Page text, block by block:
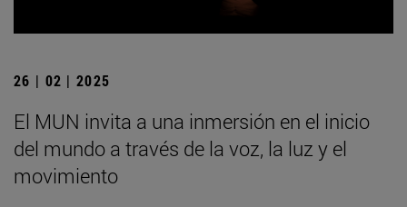
26 | 02 | 2025
El MUN invita a una inmersión en el inicio
del mundo a través de la voz, la luz y el
movimiento